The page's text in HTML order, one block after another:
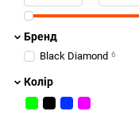
Бренд
Black Diamond 6
Колір